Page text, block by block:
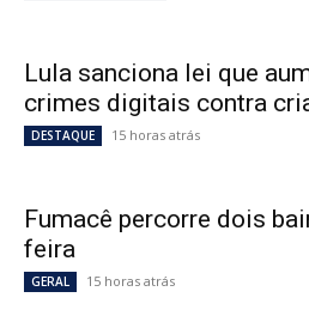
Lula sanciona lei que
crimes digitais contra
DESTAQUE 15 horas atrás
Fumacê percorre dois
feira
GERAL 15 horas atrás